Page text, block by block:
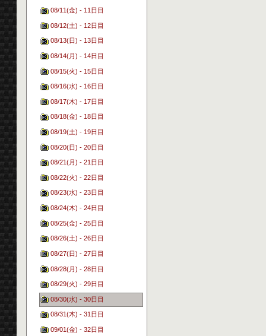
08/11(金) - 11日目
08/12(土) - 12日目
08/13(日) - 13日目
08/14(月) - 14日目
08/15(火) - 15日目
08/16(水) - 16日目
08/17(木) - 17日目
08/18(金) - 18日目
08/19(土) - 19日目
08/20(日) - 20日目
08/21(月) - 21日目
08/22(火) - 22日目
08/23(水) - 23日目
08/24(木) - 24日目
08/25(金) - 25日目
08/26(土) - 26日目
08/27(日) - 27日目
08/28(月) - 28日目
08/29(火) - 29日目
08/30(水) - 30日目
08/31(木) - 31日目
09/01(金) - 32日目